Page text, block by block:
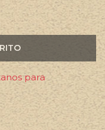
para